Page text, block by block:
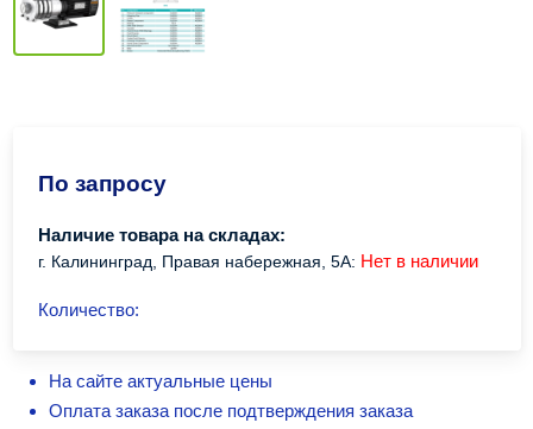
По запросу
Наличие товара на складах:
г. Калининград, Правая набережная, 5А: Нет в наличии
Количество:
На сайте актуальные цены
Оплата заказа после подтверждения заказа